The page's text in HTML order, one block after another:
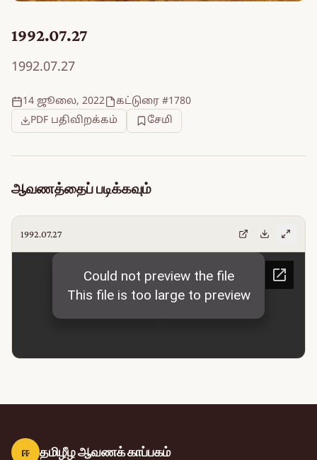
1992.07.27
1992.07.27
14 ஜூலை, 2022
கட்டுரை #1780
PDF பதிவிறக்கம்
சேமி
ஆவணத்தைப் படிக்கவும்
1992.07.27
ஈ தமிழீழ ஆவணக் காப்பகம்